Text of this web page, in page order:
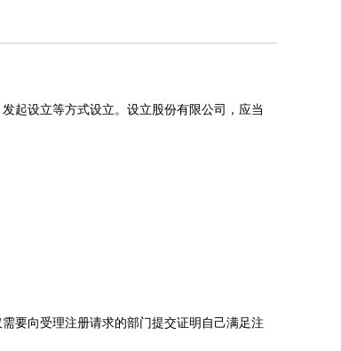
起设立等方式设立。设立股份有限公司，应当
要向受理注册请求的部门提交证明自己满足注